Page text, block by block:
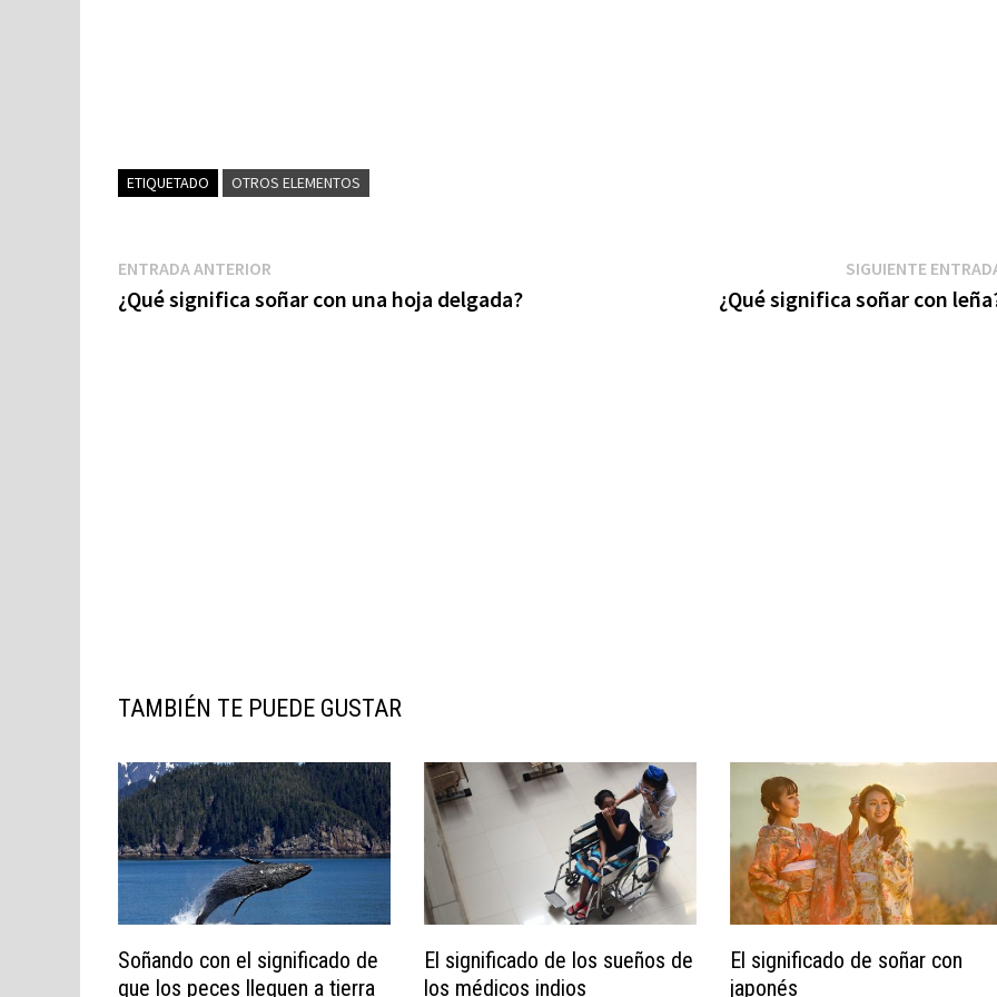
ETIQUETADO OTROS ELEMENTOS
Navegación
de
ENTRADA ANTERIOR
anterior:
¿Qué significa soñar con una hoja delgada?
SIGUIENTE
¿Qué significa soñar con
TAMBIÉN TE PUEDE GUSTAR
Soñando con el significado de
que los peces lleguen a tierra
El significado de los sueños de
los médicos indios
El significado de soñar con
japonés